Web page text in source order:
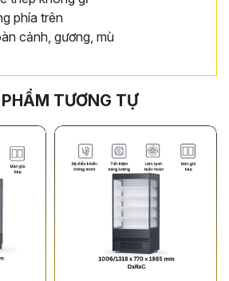
phía trên
cảnh, gương, mù
TƯƠNG TỰ